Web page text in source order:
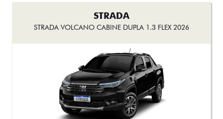
FALE AGORA: (61) 99258-3731
De: R$ 133.490,00
Ver oferta
STRADA
STRADA VOLCANO CABINE DUPLA 1.3 FLEX 2026